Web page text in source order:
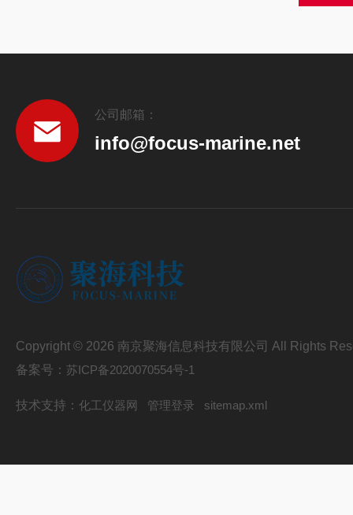
公司邮箱：
info@focus-marine.net
Copyright © 2026 南京聚海信息科技有限公司 All Rights
备案号： 苏ICP备2020070554号-1
技术支持： 化工仪器网 管理登录 sitemap.xml